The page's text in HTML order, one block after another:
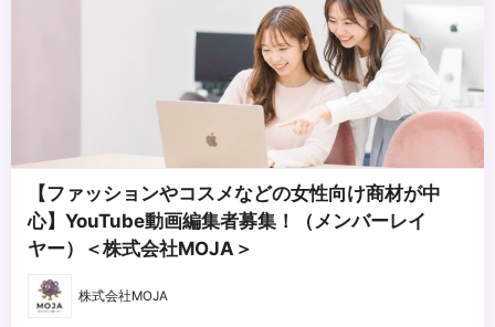
【ファッションやコスメなどの女性向け商材が中
心】YouTube動画編集者募集！（メンバーレイ
ヤー）＜株式会社MOJA＞
株式会社MOJA